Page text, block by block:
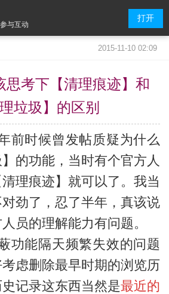
与互动
打开
2015-11-10 02:09
思考下【清理痕迹】和
理垃圾】的区别
前时候曾发帖质疑为什么
的功能，当时有个官方人
理痕迹】就可以了。我当
劲了，忍了半年，真该说
员的理解能力有问题。
功能隔天频繁失效的问题
虑删除最早时期的浏览历
记录这东西当然是最近的